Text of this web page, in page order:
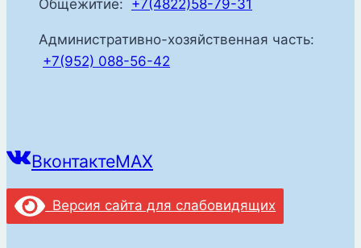
Общежитие: +7(4822)58-79-31
Административно-хозяйственная часть:
+7(952) 088-56-42
ВконтактеMAX
Версия сайта для слабовидящих